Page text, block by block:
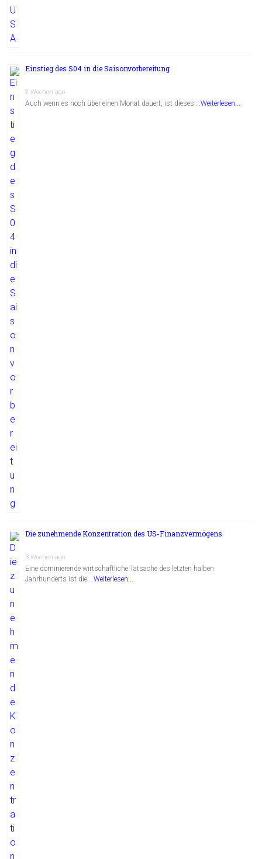
Einstieg des S04 in die Saisonvorbereitung
2 Wochen ago
Auch wenn es noch über einen Monat dauert, ist dieses …Weiterlesen...
Die zunehmende Konzentration des US-Finanzvermögens
3 Wochen ago
Eine dominierende wirtschaftliche Tatsache des letzten halben
Jahrhunderts ist die …Weiterlesen...